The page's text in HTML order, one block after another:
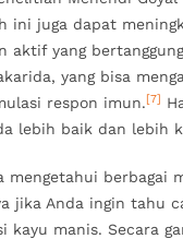
ini juga dapat
aktif yang
yang bisa
respon imun.[7]
lebih baik dan lebih
mengetahui berbagai
jika Anda ingin tahu
kayu manis. Secara